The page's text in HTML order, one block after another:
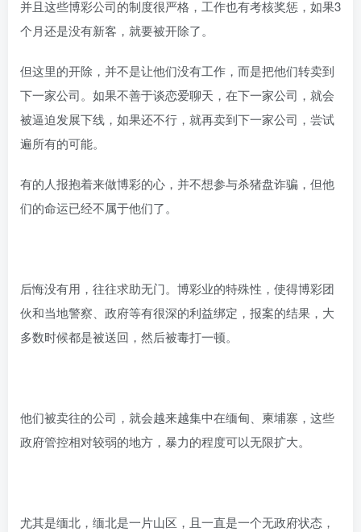
并且这些博彩公司的制度很严格，工作也有考核奖惩，如果3
个月还是没有新客，就要被开除了。
但这里的开除，并不是让他们没有工作，而是把他们转卖到
下一家公司。如果不善于谈恋爱聊天，在下一家公司，就会
被逼迫发展下线，如果还不行，就再卖到下一家公司，尝试
遍所有的可能。
有的人报抱着来做博彩的心，并不想参与杀猪盘诈骗，但他
们的命运已经不属于他们了。
后悔没有用，往往求助无门。博彩业的特殊性，使得博彩团
伙和当地警察、政府等有很深的利益绑定，报案的结果，大
多数时候都是被送回，然后被毒打一顿。
他们被卖往的公司，就会越来越集中在缅甸、柬埔寨，这些
政府管控相对较弱的地方，暴力的程度可以无限扩大。
尤其是缅北，缅北是一片山区，且一直是一个无政府状态，